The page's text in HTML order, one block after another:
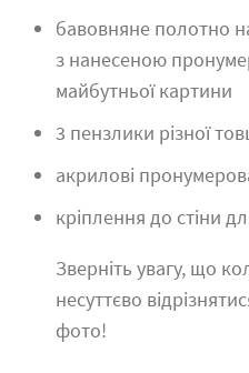
бавовняне полотно
з нанесеною
майбутньої картини
3 пензлики різної
акрилові
кріплення до стіни
Зверніть увагу, що
несуттєво
фото!